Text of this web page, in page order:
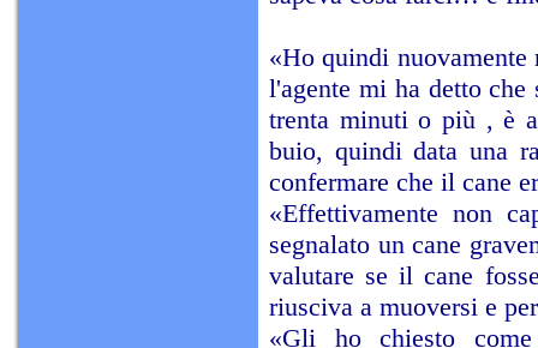
«Ho quindi
l'agente mi ha detto che
trenta minuti o più , è
buio, quindi data una
confermare che il cane
«Effettivamente non
segnalato un cane
valutare se il cane
riusciva a muoversi e
«Gli ho chiesto